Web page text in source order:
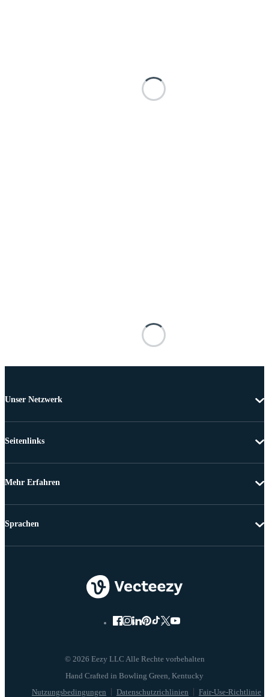
Unser Netzwerk
Seitenlinks
Mehr Erfahren
© 2026 Eezy LLC Alle Rechte vorbehalten
Nutzungsbedingungen Datenschutzrichlinien Fair-Use-Richtlinie
Sprachen